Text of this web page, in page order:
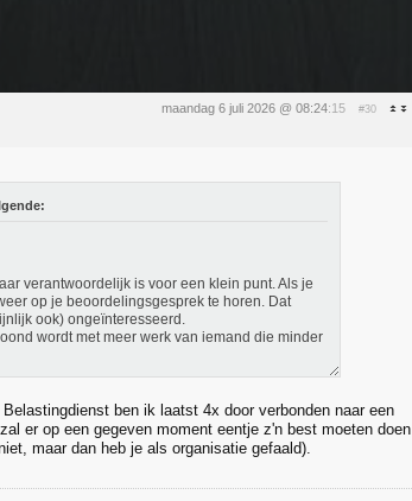
maandag 6 juli 2026 @ 08:24:15 #30
verantwoordelijk is voor een klein punt. Als je
op je beoordelingsgesprek te horen. Dat
ook) ongeïnteresseerd.
wordt met meer werk van iemand die minder
ben ik laatst 4x door verbonden naar een
er op een gegeven moment eentje z'n best moeten doen
maar dan heb je als organisatie gefaald).